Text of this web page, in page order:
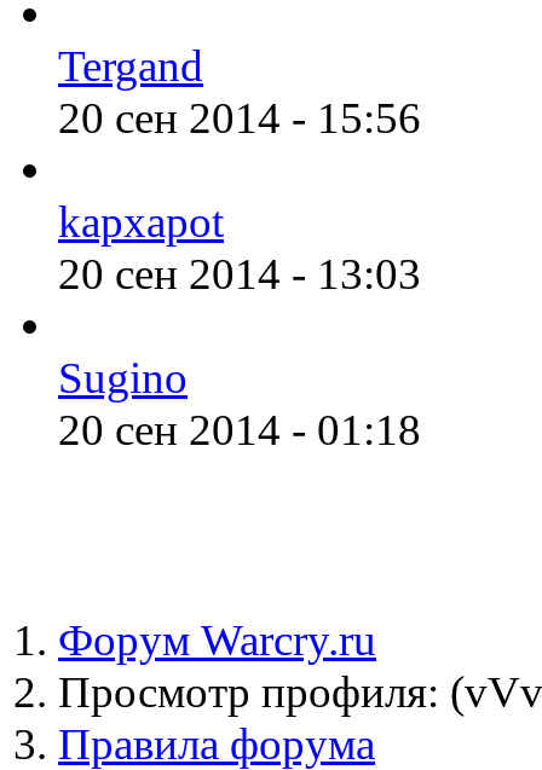
Tergand
20 сен 2014 - 15:56
kapxapot
20 сен 2014 - 13:03
Sugino
20 сен 2014 - 01:18
Форум Warcry.ru
Просмотр профиля:
Правила форума